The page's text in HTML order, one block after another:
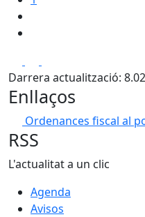
Darrera actualització:
Enllaços
Ordenances fiscal al
RSS
L'actualitat a un clic
Agenda
Avisos